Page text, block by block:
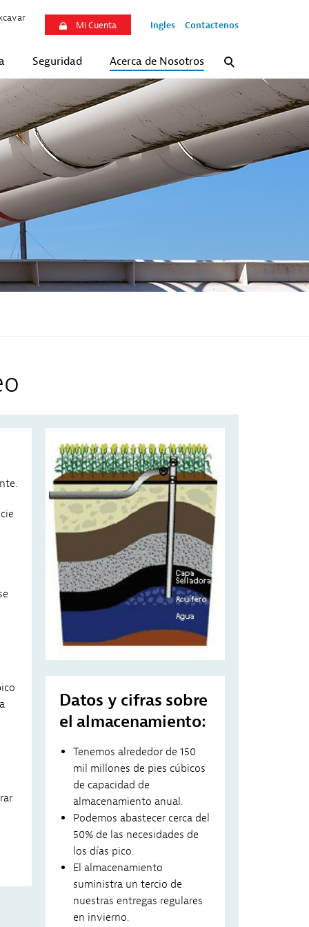
Seguridad Acerca de Nosotros
Search
Mi Cuenta Ingles Contactenos
Datos y cifras sobre
el almacenamiento:
Tenemos alrededor de 150
mil millones de pies cúbicos
de capacidad de
almacenamiento anual.
Podemos abastecer cerca del
50% de las necesidades de
los días pico.
El almacenamiento
suministra un tercio de
nuestras entregas regulares
en invierno.